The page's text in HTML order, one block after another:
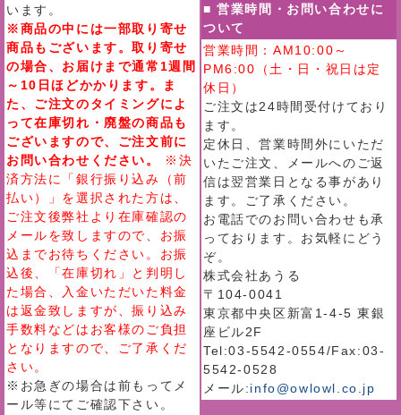
います。
※商品の中には一部取り寄せ
商品もございます。取り寄せ
の場合、お届けまで通常1週間
～10日ほどかかります。ま
た、ご注文のタイミングによ
って在庫切れ・廃盤の商品も
ございますので、ご注文前に
お問い合わせください。
※決
済方法に「銀行振り込み（前
払い）」を選択された方は、
ご注文後弊社より在庫確認の
メールを致しますので、お振
込までお待ちください。お振
込後、「在庫切れ」と判明し
た場合、入金いただいた料金
は返金致しますが、振り込み
手数料などはお客様のご負担
となりますので、ご了承くだ
さい。
※お急ぎの場合は前もってメ
ール等にてご確認下さい。
■ 営業時間・お問い合わせに
ついて
営業時間：AM10:00～
PM6:00（土・日・祝日は定
休日）
ご注文は24時間受付けており
ます。
定休日、営業時間外にいただ
いたご注文、メールへのご返
信は翌営業日となる事があり
ます。ご了承ください。
お電話でのお問い合わせも承
っております。お気軽にどう
ぞ。
株式会社あうる
〒104-0041
東京都中央区新富1-4-5 東銀
座ビル2F
Tel:03-5542-0554/Fax:03-
5542-0528
メール:info@owlowl.co.jp